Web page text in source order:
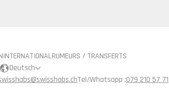
INTERNATIONALRUMEURS / TRANSFERTS
Deutsch
Tel/Whatsapp :079 210 57 71